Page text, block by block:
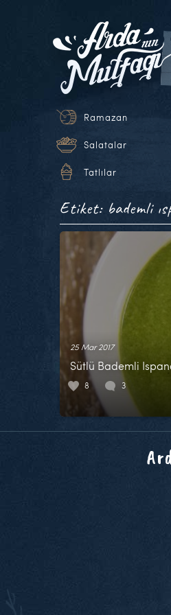
Ramazan
Salatalar
Tatlılar
Etiket: bademli
25 Mar 2017
Sütlü Bademli
8 3